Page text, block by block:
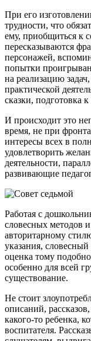
При его
трудности, что
ему, приобщиться к
пересказываются
персонажей,
попытки
на реализацию
практической
сказки, подготовка
И происходит это
время, не при
интересы всех в
удовлетворить
деятельности,
развивающие
Работая с
словесных методов
авторитарному
указания,
оценка тому
особенно для всей
существование.
Не стоит
описаний,
какого-то ребенка,
воспитателя.